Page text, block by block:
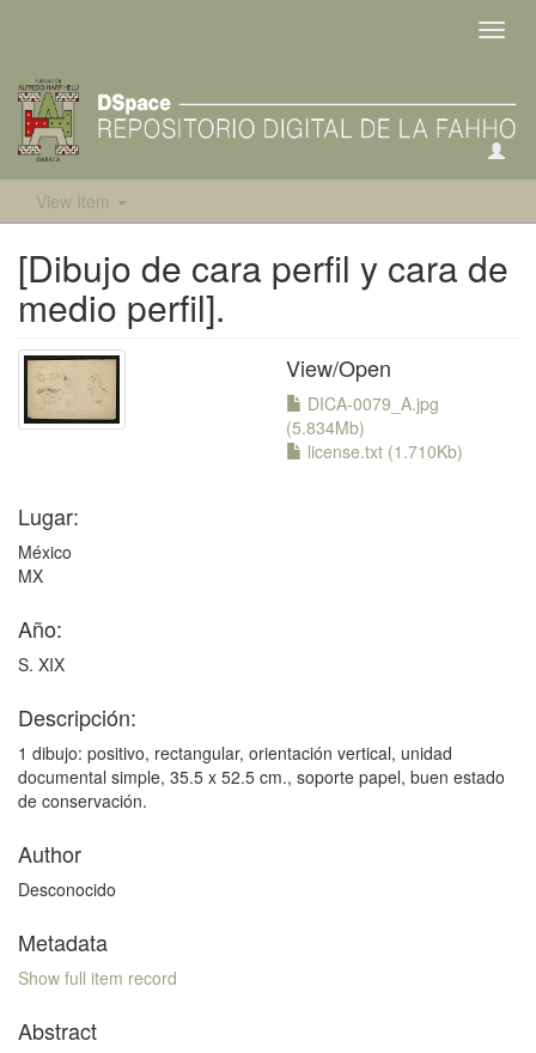
View Item
[Dibujo de cara perfil y cara de
medio perfil].
View/Open
DICA-0079_A.jpg
(5.834Mb)
license.txt (1.710Kb)
Lugar:
México
MX
Año:
S. XIX
Descripción:
1 dibujo: positivo, rectangular, orientación vertical, unidad
documental simple, 35.5 x 52.5 cm., soporte papel, buen estado
de conservación.
Author
Desconocido
Metadata
Show full item record
Abstract